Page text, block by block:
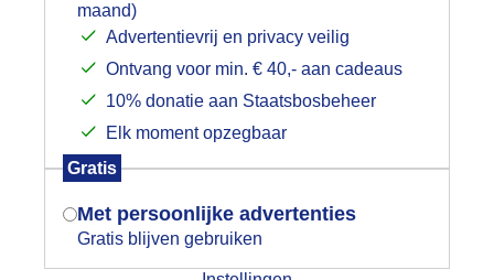
maand)
Advertentievrij en privacy veilig
Ontvang voor min. € 40,- aan cadeaus
10% donatie aan Staatsbosbeheer
Elk moment opzegbaar
Gratis
Met persoonlijke advertenties
Gratis blijven gebruiken
Foto en video Weerzine
Zoeken in
en tegelijkertijd donkere
Mogen we je locatie gebruiken voor
het weer?
Indien je hier nog geen akkoord op hebt
gegeven, verschijnt er zo een pop-up uit
je browser waarin deze toestemming
gevraagd wordt.